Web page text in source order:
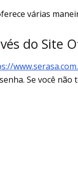
várias
do Site
Se você